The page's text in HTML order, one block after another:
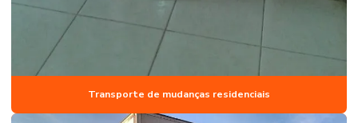
Transporte de mudanças residenciais